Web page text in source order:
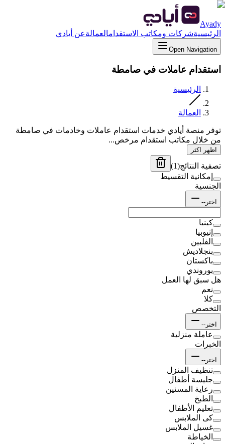
Ayady
الرئيسيةشركات ومكاتب الاستقدامالعمالةعن أيادي
Open Navigation
استقدام عاملات في صامطة
الرئيسية
العمالة
توفر منصة أيادي خدمات استقدام عاملات وخادمات في صامطة
من خلال مكاتب استقدام مرخص...
اظهر اكثر
تصفية النتائج(
1
)
إمكانية التقسيط
الجنسية
اختر--
كينيا
إثيوبيا
الفلبين
بنجلاديش
باكستان
بوروندي
هل سبق لها العمل
نعم
كلا
التخصص
اختر--
عاملة منزلية
الخبرات
اختر--
تنظيف المنزل
جليسة أطفال
رعاية المسنين
الطبخ
تعليم الأطفال
كى الملابس
غسيل الملابس
الخياطة